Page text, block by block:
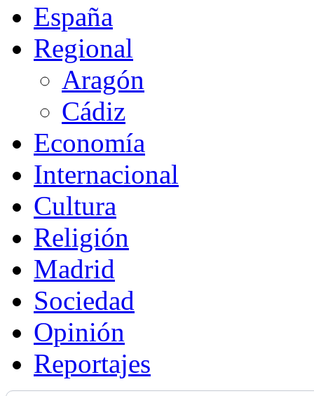
España
Regional
Aragón
Cádiz
Economía
Internacional
Cultura
Religión
Madrid
Sociedad
Opinión
Reportajes